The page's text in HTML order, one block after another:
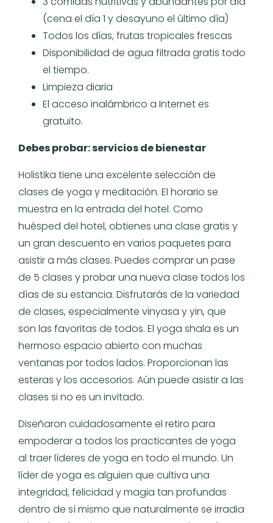
(cena el día 1 y desayuno el último día)
Todos los días, frutas tropicales frescas
Disponibilidad de agua filtrada gratis todo
el tiempo.
Limpieza diaria
El acceso inalámbrico a Internet es
gratuito.
Debes probar: servicios de bienestar
Holistika tiene una excelente selección de
clases de yoga y meditación. El horario se
muestra en la entrada del hotel. Como
huésped del hotel, obtienes una clase gratis y
un gran descuento en varios paquetes para
asistir a más clases. Puedes comprar un pase
de 5 clases y probar una nueva clase todos los
días de su estancia. Disfrutarás de la variedad
de clases, especialmente vinyasa y yin, que
son las favoritas de todos. El yoga shala es un
hermoso espacio abierto con muchas
ventanas por todos lados. Proporcionan las
esteras y los accesorios. Aún puede asistir a las
clases si no es un invitado.
Diseñaron cuidadosamente el retiro para
empoderar a todos los practicantes de yoga
al traer líderes de yoga en todo el mundo. Un
líder de yoga es alguien que cultiva una
integridad, felicidad y magia tan profundas
dentro de sí mismo que naturalmente se irradia